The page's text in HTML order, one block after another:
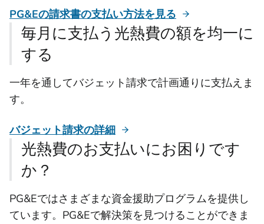
PG&Eの請求書の支払い方法を見る
毎月に支払う光熱費の額を均一に
する
一年を通してバジェット請求で計画通りに支払えま
す。
バジェット請求の詳細
光熱費のお支払いにお困りです
か？
PG&Eではさまざまな資金援助プログラムを提供し
ています。PG&Eで解決策を見つけることができま